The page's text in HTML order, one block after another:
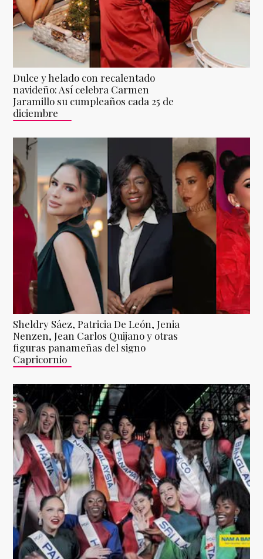
Dulce y helado con recalentado
navideño: Así celebra Carmen
Jaramillo su cumpleaños cada 25 de
diciembre
Sheldry Sáez, Patricia De León, Jenia
Nenzen, Jean Carlos Quijano y otras
figuras panameñas del signo
Capricornio